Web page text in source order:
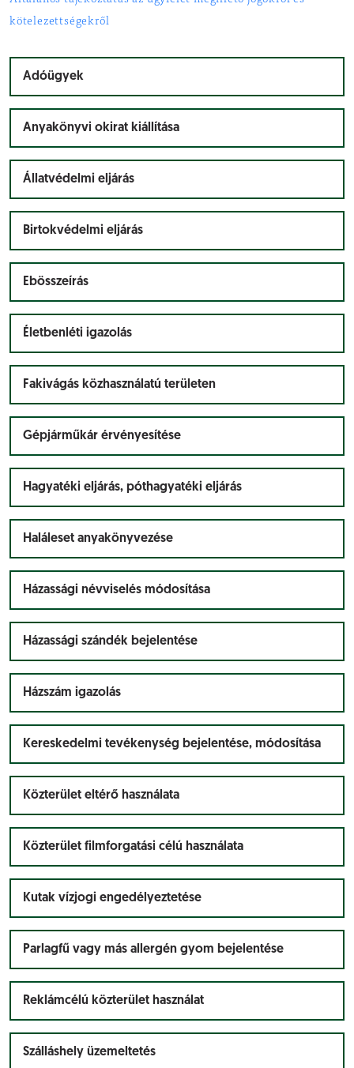
kötelezettségekről
Adóügyek
Anyakönyvi okirat kiállítása
Állatvédelmi eljárás
Birtokvédelmi eljárás
Ebösszeírás
Életbenléti igazolás
Fakivágás közhasználatú területen
Gépjárműkár érvényesítése
Hagyatéki eljárás, póthagyatéki eljárás
Haláleset anyakönyvezése
Házassági névviselés módosítása
Házassági szándék bejelentése
Házszám igazolás
Kereskedelmi tevékenység bejelentése, módosítása
Közterület eltérő használata
Közterület filmforgatási célú használata
Kutak vízjogi engedélyeztetése
Parlagfű vagy más allergén gyom bejelentése
Reklámcélú közterület használat
Szálláshely üzemeltetés